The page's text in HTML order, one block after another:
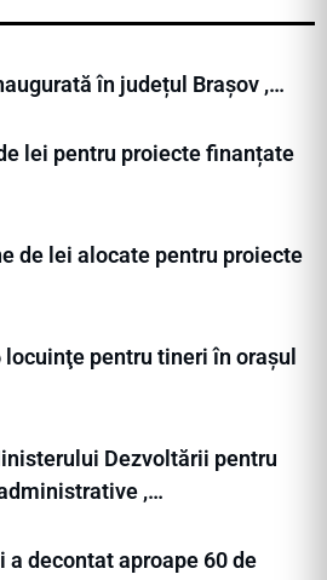
în județul Brașov ,…
lei pentru proiecte finanțate
de lei alocate pentru proiecte
pentru tineri în orașul
Dezvoltării pentru
,…
decontat aproape 60 de